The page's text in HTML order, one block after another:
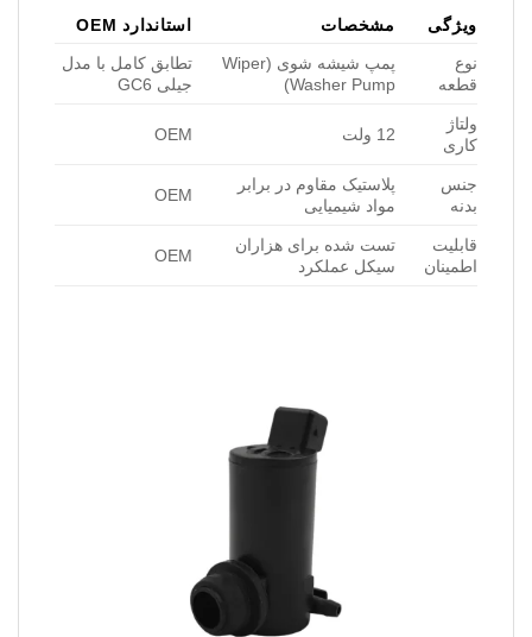
ویژگی مشخصات
استاندارد OEM
نوع
قطعه
پمپ شیشه شوی (Wiper
Washer Pump)
تطابق کامل با مدل
جیلی GC6
ولتاژ
کاری
12 ولت OEM
جنس
بدنه
پلاستیک مقاوم در برابر
مواد شیمیایی
OEM
قابلیت
اطمینان
تست شده برای هزاران
سیکل عملکرد
OEM